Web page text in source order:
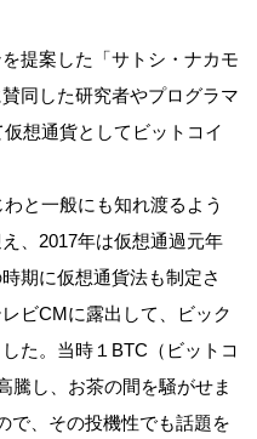
提案した「サトシ・ナカモ
同した研究者やプログラマ
想通貨としてビットコイ
と一般にも知れ渡るよう
、2017年は仮想通過元年
期に仮想通貨法も制定さ
ビCMに露出して、ビック
た。当時１BTC（ビットコ
騰し、お茶の間を騒がせま
で、その投機性でも話題を